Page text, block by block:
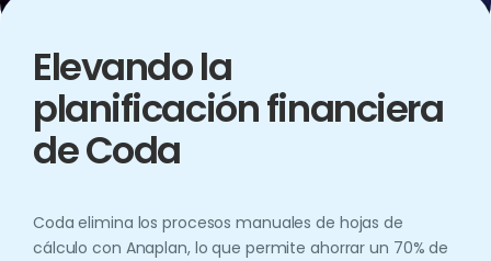
Elevando la
planificación financiera
de Coda
Coda elimina los procesos manuales de hojas de
cálculo con Anaplan, lo que permite ahorrar un 70% de